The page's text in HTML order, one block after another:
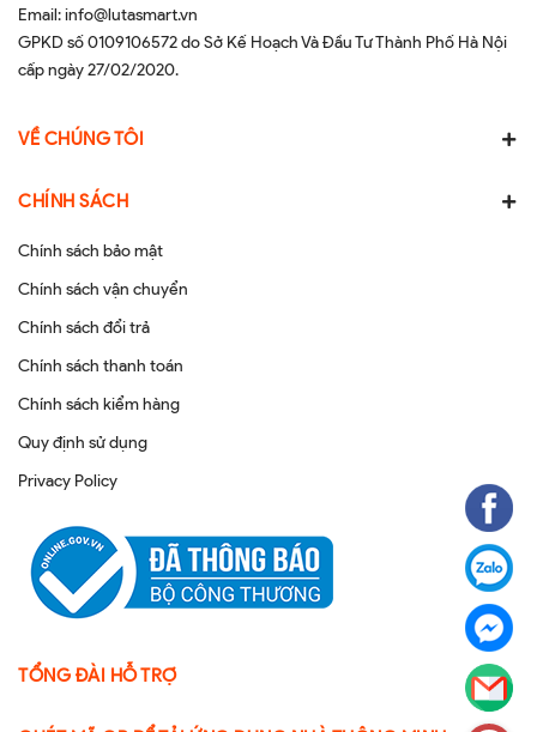
Email:info@lutasmart.vn
GPKD số 0109106572 do Sở Kế Hoạch Và Đầu Tư Thành Phố Hà Nội
cấp ngày 27/02/2020.
VỀ CHÚNG TÔI
CHÍNH SÁCH
Chính sách bảo mật
Chính sách vận chuyển
Chính sách đổi trả
Chính sách thanh toán
Chính sách kiểm hàng
Quy định sử dụng
Privacy Policy
TỔNG ĐÀI HỖ TRỢ